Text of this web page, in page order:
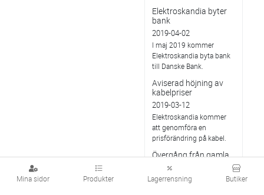
Mina sidor Produkter Lagerrensning Butiker
Elektroskandia byter
bank
2019-04-02
I maj 2019 kommer
Elektroskandia byta bank
till Danske Bank.
Aviserad höjning av
kabelpriser
2019-03-12
Elektroskandia kommer
att genomföra en
prisförändring på kabel.
Övergång från gamla
lampanslutningsdon
till DCL-don
2019-02-25